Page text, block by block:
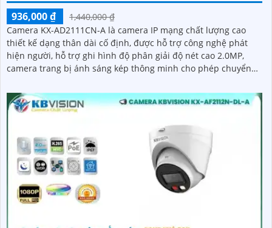
936,000 ₫
1,440,000 ₫
Camera KX-AD2111CN-A là camera IP mạng chất lượng cao
thiết kế dạng thân dài cố định, được hỗ trợ công nghệ phát
hiện người, hỗ trợ ghi hình độ phân giải độ nét cao 2.0MP,
camera trang bị ánh sáng kép thông minh cho phép chuyển
giúp giám sát bảo vệ an ninh ban đêm một cách linh hoạt